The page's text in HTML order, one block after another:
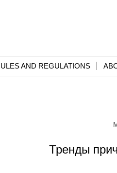
AND REGULATIONS
Тренды